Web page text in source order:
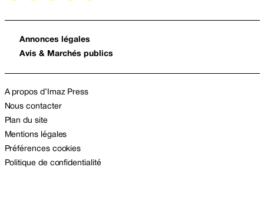
Annonces légales
Avis & Marchés publics
A propos d’Imaz Press
Nous contacter
Plan du site
Mentions légales
Préférences cookies
Politique de confidentialité